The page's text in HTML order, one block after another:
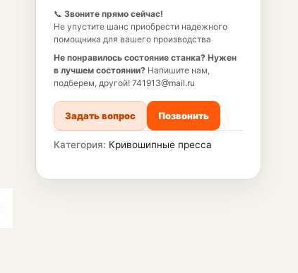
📞 Звоните прямо сейчас!
Не упустите шанс приобрести надежного
помощника для вашего производства
Не понравилось состояние станка? Нужен
в лучшем состоянии? Напишите нам,
подберем, другой! 741913@mail.ru
Задать вопрос Позвонить
Категория: Кривошипные пресса